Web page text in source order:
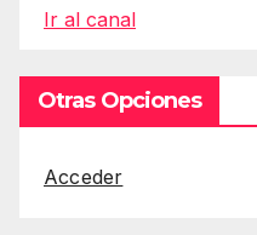
Ir al canal
Otras Opciones
Acceder